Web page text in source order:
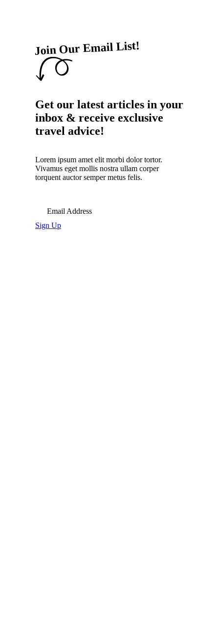
Join Our Email List!
Get our latest articles in your
inbox & receive exclusive
travel advice!
Lorem ipsum amet elit morbi dolor tortor.
Vivamus eget mollis nostra ullam corper
torquent auctor semper metus felis.
Email Address
Sign Up